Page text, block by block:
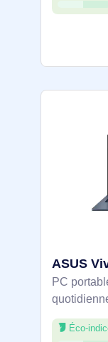
NVMe 512
PC
GHz), 8
Éco-